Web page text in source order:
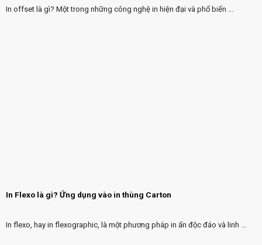
In offset là gì? Một trong những công nghệ in hiện đại và phổ biến ...
In Flexo là gì? Ứng dụng vào in thùng Carton
In flexo, hay in flexographic, là một phương pháp in ấn độc đáo và linh ...